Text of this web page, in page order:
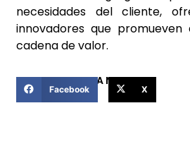
necesidades del cliente,
innovadores que
cadena de valor.
COMPARTIR ESTA NOTICIA
Facebook X